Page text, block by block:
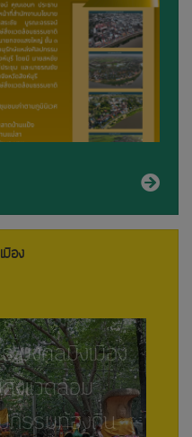
มือง
มงคลมิ่งเมือง
งแวดล้อม
กรรมท้องถิ่น